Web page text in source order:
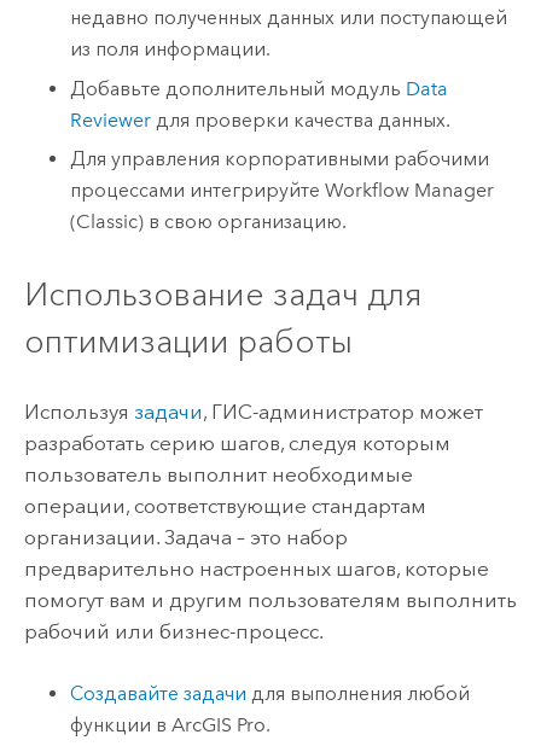
недавно полученных данных или поступающей
из поля информации.
Добавьте дополнительный модуль Data
Reviewer для проверки качества данных.
Для управления корпоративными рабочими
процессами интегрируйтеWorkflow Manager
(Classic) в свою организацию.
Использование задач для
оптимизации работы
Используя задачи, ГИС-администратор может
разработать серию шагов, следуя которым
пользователь выполнит необходимые
операции, соответствующие стандартам
организации. Задача – это набор
предварительно настроенных шагов, которые
помогут вам и другим пользователям выполнить
рабочий или бизнес-процесс.
Создавайте задачи для выполнения любой
функции вArcGIS Pro.